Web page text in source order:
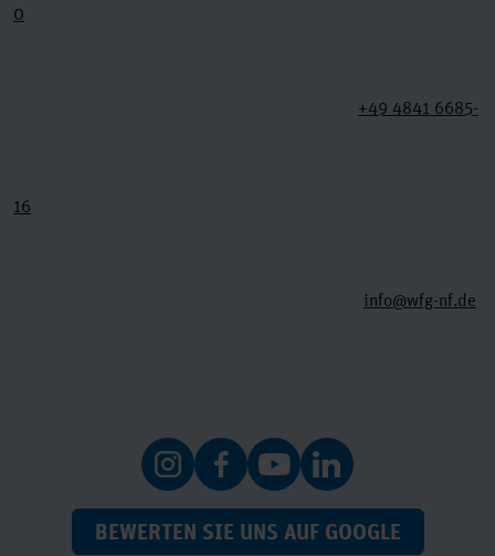
0
+49 4841 6685-
16
info@wfg-nf.de
BEWERTEN SIE UNS AUF GOOGLE